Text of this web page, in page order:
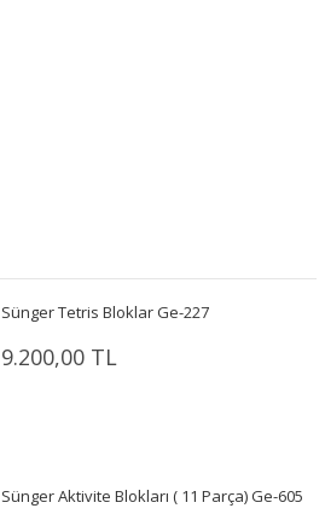
Sünger Tetris Bloklar Ge-227
9.200,00 TL
Sünger Aktivite Blokları ( 11 Parça) Ge-605